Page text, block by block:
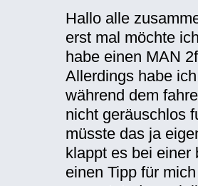
Hallo alle
erst mal möchte
habe einen MAN
Allerdings habe
während dem
nicht geräuschlos
müsste das ja
klappt es bei
einen Tipp für